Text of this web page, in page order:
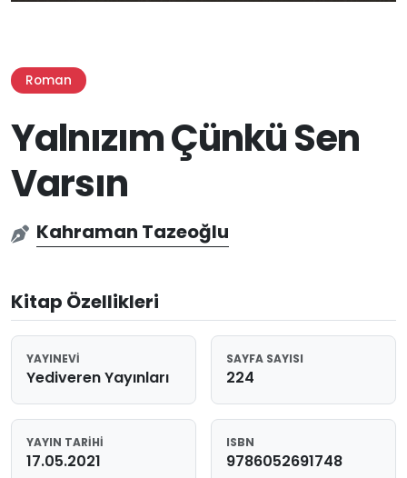
Roman
Yalnızım Çünkü Sen
Varsın
Kahraman Tazeoğlu
Kitap Özellikleri
YAYINEVI
Yediveren Yayınları
SAYFA SAYISI
224
YAYIN TARIHI
17.05.2021
ISBN
9786052691748